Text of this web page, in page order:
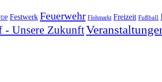
Festwerk Feuerwehr Flohmarkt Freizeit Fußball
- Unsere Zukunft